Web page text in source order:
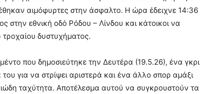
αιμόφυρτες στην άσφαλτο. Η ώρα έδειχνε 14:36
στην εθνική οδό Ρόδου – Λίνδου και κάτοικοι να
τροχαίου δυστυχήματος.
που δημοσιεύτηκε την Δευτέρα (19.5.26), ένα γκρι
του για να στρίψει αριστερά και ένα άλλο σπορ αμάξι
ταχύτητα. Αποτέλεσμα αυτού να συγκρουστούν τα